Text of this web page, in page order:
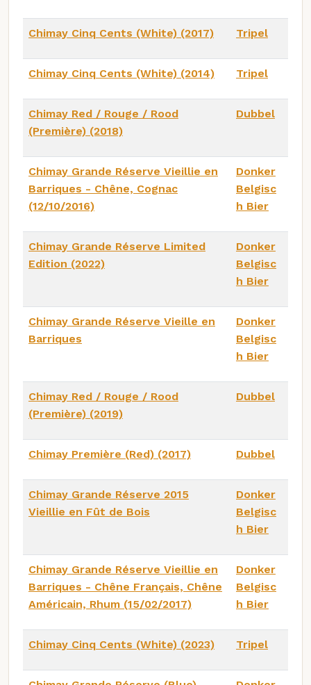
Chimay Cinq Cents (White) (2017) Tripel
Chimay Cinq Cents (White) (2014) Tripel
Chimay Red / Rouge / Rood
(Première) (2018)
Dubbel
Chimay Grande Réserve Vieillie en
Barriques - Chêne, Cognac
(12/10/2016)
Donker
Belgisc
h Bier
Chimay Grande Réserve Limited
Edition (2022)
Donker
Belgisc
h Bier
Chimay Grande Réserve Vieille en
Barriques
Donker
Belgisc
h Bier
Chimay Red / Rouge / Rood
(Première) (2019)
Dubbel
Chimay Première (Red) (2017) Dubbel
Chimay Grande Réserve 2015
Vieillie en Fût de Bois
Donker
Belgisc
h Bier
Chimay Grande Réserve Vieillie en
Barriques - Chêne Français, Chêne
Américain, Rhum (15/02/2017)
Donker
Belgisc
h Bier
Chimay Cinq Cents (White) (2023) Tripel